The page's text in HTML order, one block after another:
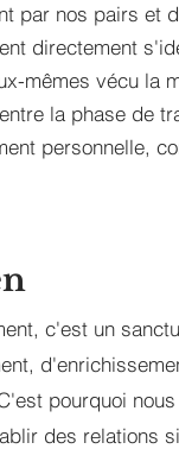
par nos pairs et
directement
mêmes vécu la
la phase de
personnelle,
c'est un
pourquoi
des relations